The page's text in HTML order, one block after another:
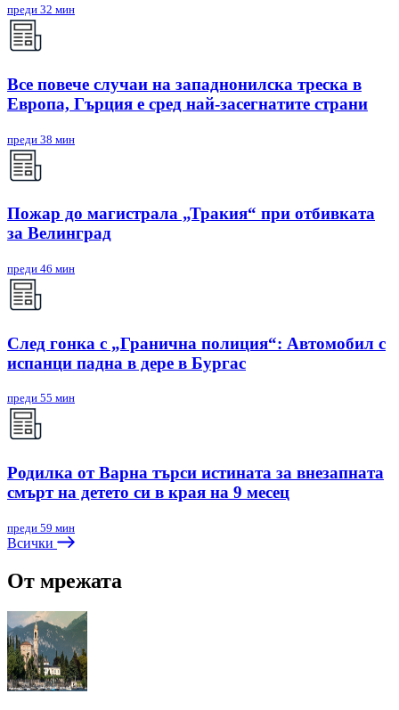
преди 32 мин
Все повече случаи на западнонилска треска в
Европа, Гърция е сред най-засегнатите страни
преди 38 мин
Пожар до магистрала „Тракия“ при отбивката
за Велинград
преди 46 мин
След гонка с „Гранична полиция“: Автомобил с
испанци падна в дере в Бургас
преди 55 мин
Родилка от Варна търси истината за внезапната
смърт на детето си в края на 9 месец
преди 59 мин
Всички
От мрежата